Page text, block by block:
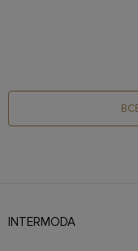
INTERMODA